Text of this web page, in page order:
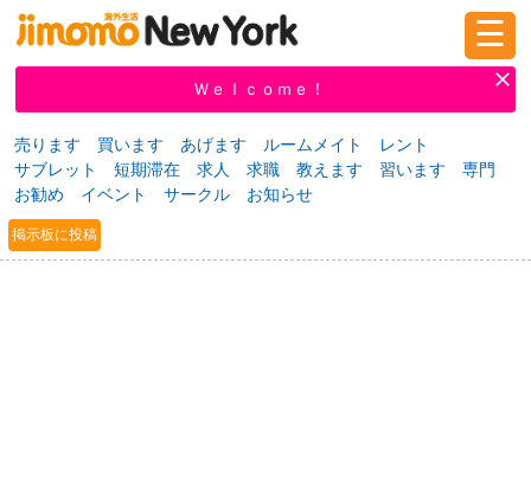
新規登録
掲示板 教えて！
☰
Ｗｅｌｃｏｍｅ！
売ります 買います あげます ルームメイト
レント
サブレット
短期滞在 求人 求職 教えます 習います
専門
お勧め
イベント サークル お知らせ
掲示板に投稿